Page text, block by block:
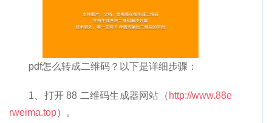
pdf怎么转成二维码？以下是详细步骤：
1、打开 88 二维码生成器网站（ http://www.88e
rweima.top）。